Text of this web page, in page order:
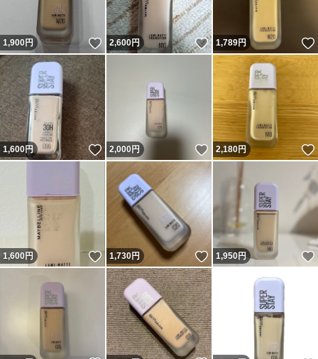
1,900円 いいね！
2,600円 いいね！
1,789円
1,600円 いいね！
2,000円 いいね！
2,180円
1,600円 いいね！
1,730円 いいね！
1,950円